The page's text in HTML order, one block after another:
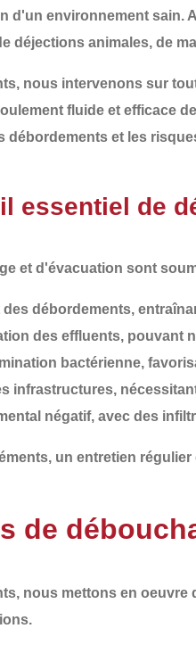
d'un environnement sain.
déjections animales, de
, nous intervenons sur
fluide et efficace
débordements et les
essentiel de
et d'évacuation sont
des débordements,
des effluents, pouvant
bactérienne,
infrastructures,
négatif, avec des
un entretien régulier
de
, nous mettons en oeuvre